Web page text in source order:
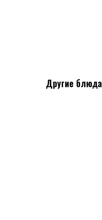
Другие блюда